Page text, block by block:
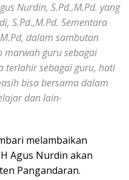
Nurdin, S.Pd.,M.Pd. yang
S.Pd.,M.Pd. Sementara
dalam sambutan
marwah guru sebagai
terlahir sebagai guru, hati
bisa bersama dalam
dan lain-
melambaikan
Agus Nurdin akan
Pangandaran.